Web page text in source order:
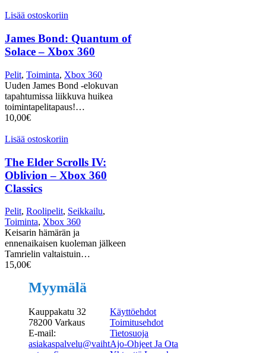
Lisää ostoskoriin
James Bond: Quantum of
Solace – Xbox 360
Pelit, Toiminta, Xbox 360
Uuden James Bond -elokuvan
tapahtumissa liikkuva huikea
toimintapelitapaus!…
10,00€
Lisää ostoskoriin
The Elder Scrolls IV:
Oblivion – Xbox 360
Classics
Pelit, Roolipelit, Seikkailu,
Toiminta, Xbox 360
Keisarin hämärän ja
ennenaikaisen kuoleman jälkeen
Tamrielin valtaistuin…
15,00€
Myymälä
Kauppakatu 32
78200 Varkaus
E-mail:
asiakaspalvelu@vaiht
Käyttöehdot
Toimitusehdot
Tietosuoja
Ajo-Ohjeet Ja Ota